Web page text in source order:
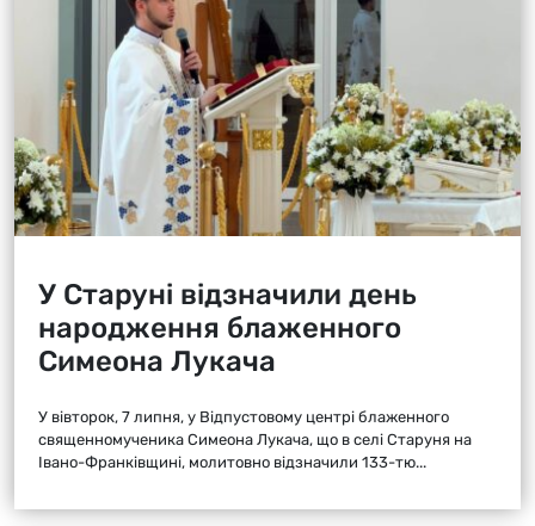
У Старуні відзначили день
народження блаженного
Симеона Лукача
У вівторок, 7 липня, у Відпустовому центрі блаженного
священномученика Симеона Лукача, що в селі Старуня на
Івано-Франківщині, молитовно відзначили 133-тю...